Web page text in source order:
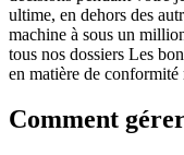
ultime, en dehors des
machine à sous un
tous nos dossiers Les
en matière de conformité
Comment